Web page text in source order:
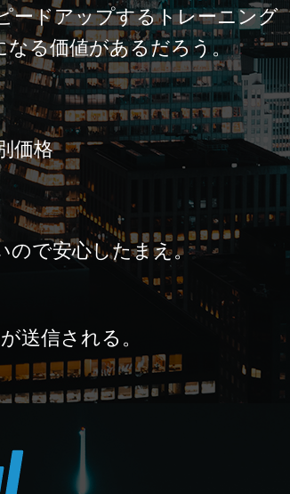
ードアップするトレーニング
なる価値があるだろう。
価格
ので安心したまえ。
送信される。